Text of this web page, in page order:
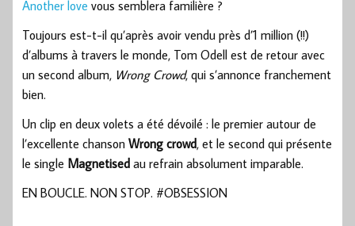
Another love vous semblera familière ?
Toujours est-t-il qu’après avoir vendu près d’1 million (!!)
d’albums à travers le monde, Tom Odell est de retour avec
un second album, Wrong Crowd, qui s’annonce franchement
bien.
Un clip en deux volets a été dévoilé : le premier autour de
l’excellente chanson Wrong crowd, et le second qui présente
le single Magnetised au refrain absolument imparable.
EN BOUCLE. NON STOP. #OBSESSION